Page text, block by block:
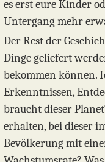
es erst eure Kinder
Untergang mehr
Der Rest der
Dinge geliefert
bekommen können.
Erkenntnissen,
braucht dieser
erhalten, bei dieser
Bevölkerung mit